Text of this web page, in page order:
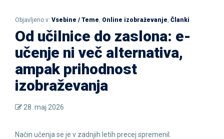
Objavljeno v: Vsebine / Teme, Online izobraževanje, Članki
Od učilnice do zaslona: e-
učenje ni več alternativa,
ampak prihodnost
izobraževanja
28. maj 2026
Način učenja se je v zadnjih letih precej spremenil.